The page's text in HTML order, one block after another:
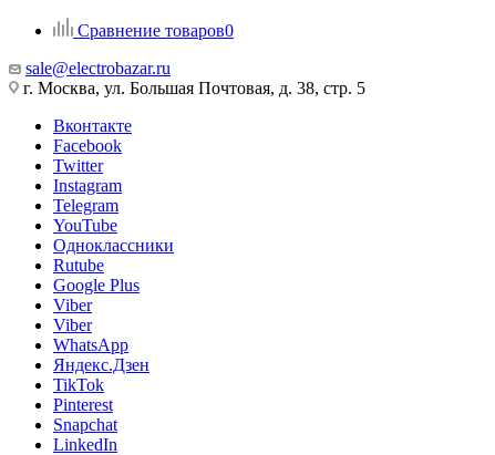
Сравнение товаров0
sale@electrobazar.ru
г. Москва, ул. Большая Почтовая, д. 38, стр. 5
Вконтакте
Facebook
Twitter
Instagram
Telegram
YouTube
Одноклассники
Rutube
Google Plus
Viber
Viber
WhatsApp
Яндекс.Дзен
TikTok
Pinterest
Snapchat
LinkedIn